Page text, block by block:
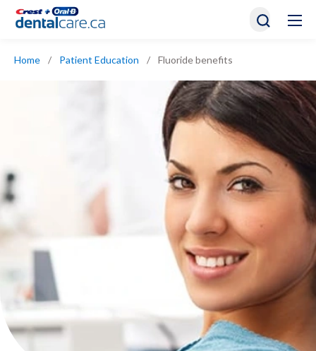
Home / Patient Education / Fluoride benefits